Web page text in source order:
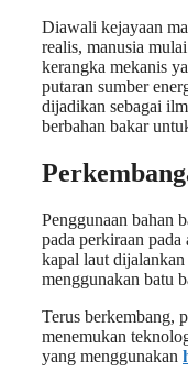
Diawali kejayaan
realis, manusia
kerangka mekanis
putaran sumber
dijadikan sebagai
berbahan bakar
Penggunaan bahan
pada perkiraan
kapal laut
menggunakan batu
Terus berkembang,
menemukan
yang menggunakan